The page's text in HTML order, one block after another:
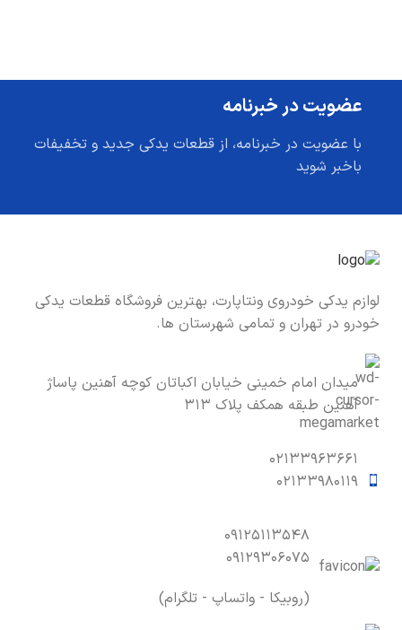
عضویت در خبرنامه
با عضویت در خبرنامه، از قطعات یدکی جدید و تخفیفات
باخبر شوید
لوازم یدکی خودروی ونتاپارت، بهترین فروشگاه قطعات یدکی
خودرو در تهران و تمامی شهرستان ها.
میدان امام خمینی خیابان اکباتان کوچه آهنین پاساژ
آهنین طبقه همکف پلاک ۳۱۳
۰۲۱۳۳۹۶۳۶۶۱
۰۲۱۳۳۹۸۰۱۱۹
۰۹۱۲۵۱۱۳۵۴۸
۰۹۱۲۹۳۰۶۰۷۵
(روبیکا - واتساپ - تلگرام)